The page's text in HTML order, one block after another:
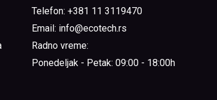
Telefon: +381 11 3119470
Email: info@ecotech.rs
Radno vreme:
Ponedeljak - Petak: 09:00 - 18:00h